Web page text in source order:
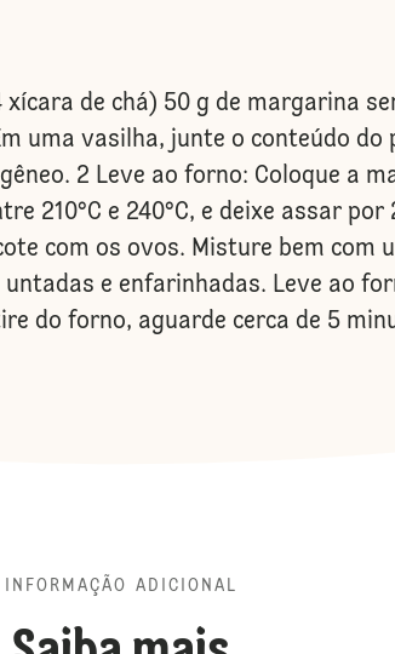
de chá) 50 g de margarina
uma vasilha, junte o conteúdo do
2 Leve ao forno: Coloque a
210°C e 240°C, e deixe assar por
com os ovos. Misture bem com
e enfarinhadas. Leve ao
do forno, aguarde cerca de 5
INFORMAÇÃO ADICIONAL